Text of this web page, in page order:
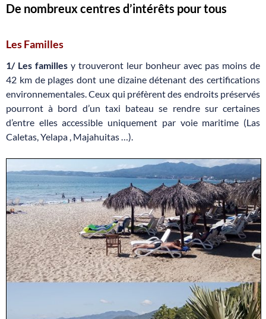
De nombreux centres d’intérêts pour tous
Les Familles
1/ Les familles y trouveront leur bonheur avec pas moins de
42 km de plages dont une dizaine détenant des certifications
environnementales. Ceux qui préfèrent des endroits préservés
pourront à bord d’un taxi bateau se rendre sur certaines
d’entre elles accessible uniquement par voie maritime (Las
Caletas, Yelapa , Majahuitas …).